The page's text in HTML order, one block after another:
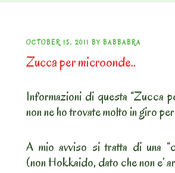
POSTED
ON
OCTOBER 15, 2011 BY BABBABRA
Zucca per microonde..
Informazioni di questa “Zucca
non ne ho trovate molto in giro
A mio avviso si tratta di una
(non Hokkaido, dato che non e’